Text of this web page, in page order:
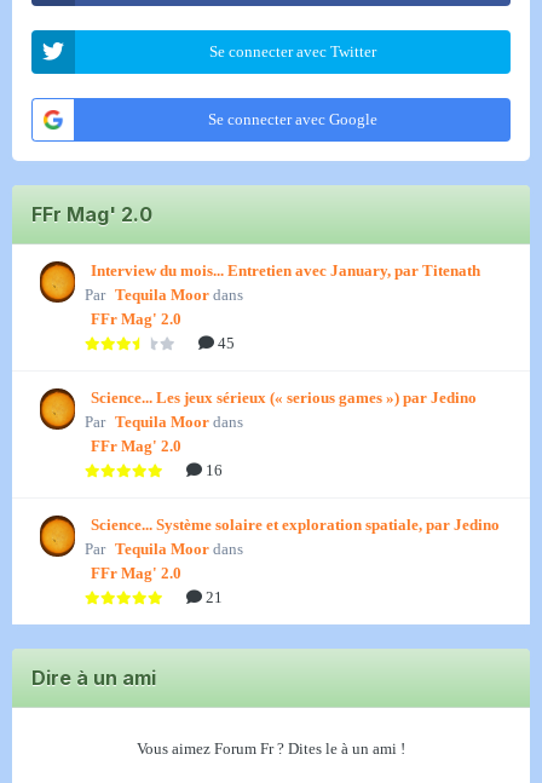
Se connecter avec Twitter
Se connecter avec Google
FFr Mag' 2.0
Interview du mois... Entretien avec January, par Titenath
Par Tequila Moor dans
FFr Mag' 2.0
45
Science... Les jeux sérieux (« serious games ») par Jedino
Par Tequila Moor dans
FFr Mag' 2.0
16
Science... Système solaire et exploration spatiale, par Jedino
Par Tequila Moor dans
FFr Mag' 2.0
21
Dire à un ami
Vous aimez Forum Fr ? Dites le à un ami !